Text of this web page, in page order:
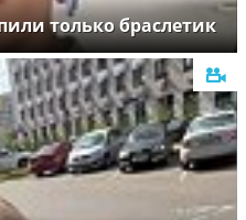
только браслетик